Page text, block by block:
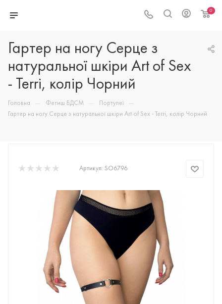
0
Гартер на ногу Серце з
натуральної шкіри Art of Sex
- Terri, колір Чорний
Головна — Фетиш БДСМ — Портупеї —
Гартер на ногу Серце з натуральної шкіри Art of Sex - Terri, колір Чорний
Артикул: SO6796